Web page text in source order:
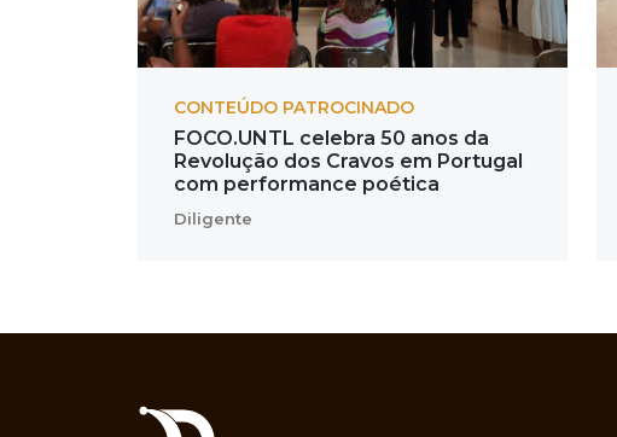
CONTEÚDO PATROCINADO
FOCO.UNTL celebra 50 anos da
Revolução dos Cravos em Portugal
com performance poética
Diligente